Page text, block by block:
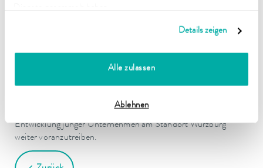
Details zeigen
Alle zulassen
Ablehnen
Unternehmen, die in der Region entwickeln, produzieren und
Im Anschluss an einen Betriebsrundgang durch die Büro- und
Produktionsräume sprachen die Teilnehmenden über
Entwicklung junger Unternehmen am Standort Würzburg
weiter voranzutreiben.